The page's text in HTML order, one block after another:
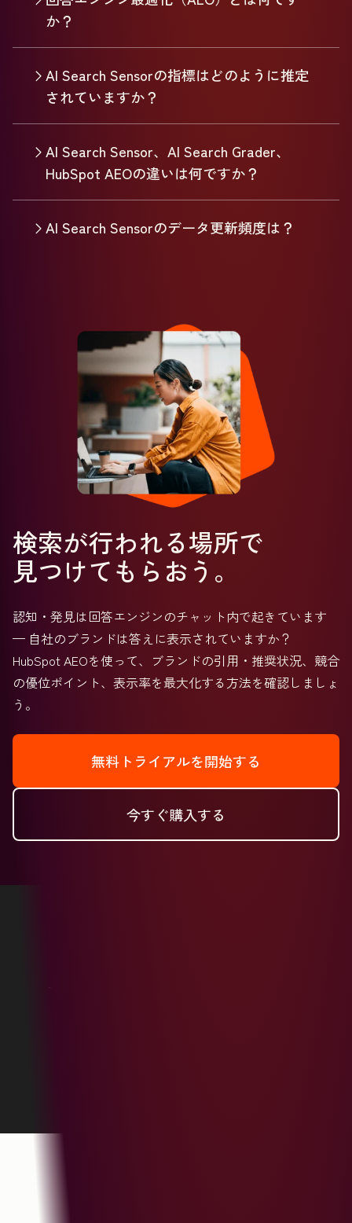
か？
AI Search Sensorの指標はどのように推定
されていますか？
AI Search Sensor、AI Search Grader、
HubSpot AEOの違いは何ですか？
AI Search Sensorのデータ更新頻度は？
検索が行われる場所で
見つけてもらおう。
認知・発見は回答エンジンのチャット内で起きています
— 自社のブランドは答えに表示されていますか？
HubSpot AEOを使って、ブランドの引用・推奨状況、競合
の優位ポイント、表示率を最大化する方法を確認しましょ
う。
無料トライアルを開始する
今すぐ購入する